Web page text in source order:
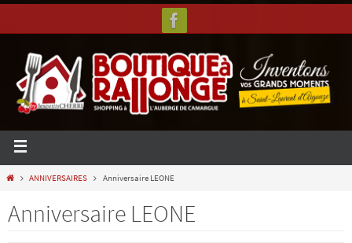
ANNIVERSAIRES Anniversaire LEONE
Anniversaire LEONE